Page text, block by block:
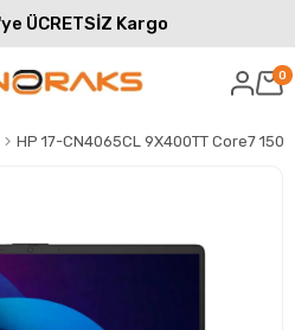
ÜCRETSİZ Kargo
0